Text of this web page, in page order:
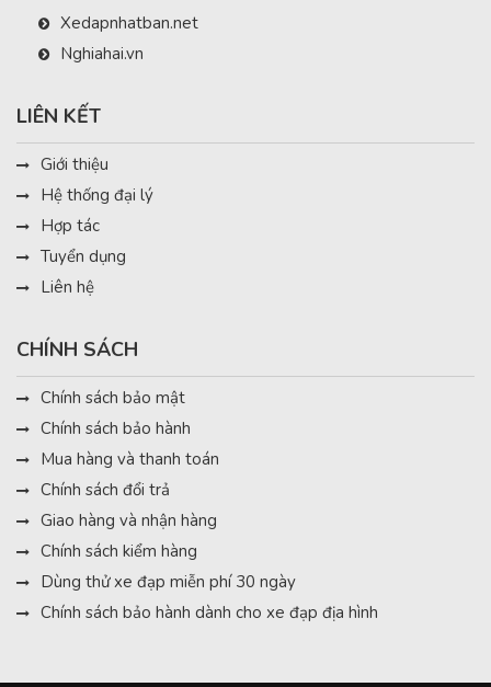
Xedapnhatban.net
Nghiahai.vn
LIÊN KẾT
Giới thiệu
Hệ thống đại lý
Hợp tác
Tuyển dụng
Liên hệ
CHÍNH SÁCH
Chính sách bảo mật
Chính sách bảo hành
Mua hàng và thanh toán
Chính sách đổi trả
Giao hàng và nhận hàng
Chính sách kiểm hàng
Dùng thử xe đạp miễn phí 30 ngày
Chính sách bảo hành dành cho xe đạp địa hình